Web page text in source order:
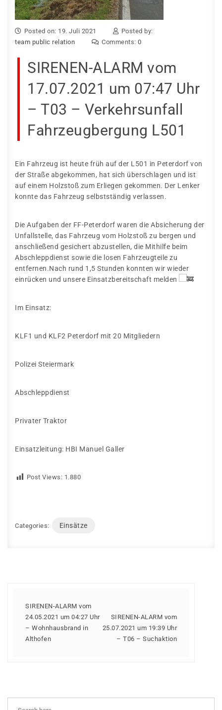
Posted on: 19. Juli 2021
Posted by:
team public relation
Comments: 0
SIRENEN-ALARM vom
17.07.2021 um 07:47 Uhr
– T03 – Verkehrsunfall
Fahrzeugbergung L501
Ein Fahrzeug ist heute früh auf der L501 in Peterdorf von
der Straße abgekommen, hat sich überschlagen und ist
auf einem Holzstoß zum Erliegen gekommen. Der Lenker
konnte das Fahrzeug selbstständig verlassen.
Die Aufgaben der FF-Peterdorf waren die Absicherung der
Unfallstelle, das Fahrzeug vom Holzstoß zu bergen und
anschließend gesichert abzustellen, die Mithilfe beim
Abschleppdienst sowie die losen Fahrzeugteile zu
entfernen.Nach rund 1,5 Stunden konnten wir wieder
einrücken und unsere Einsatzbereitschaft melden
Im Einsatz:
KLF1 und KLF2 Peterdorf mit 20 Mitgliedern
Polizei Steiermark
Abschleppdienst
Privater Traktor
Einsatzleitung: HBI Manuel Galler
Post Views: 1.880
Categories: Einsätze
SIRENEN-ALARM vom
24.05.2021 um 04:27 Uhr
– Wohnhausbrand in
Althofen
SIRENEN-ALARM vom
25.07.2021 um 19:39 Uhr
– T06 – Suchaktion